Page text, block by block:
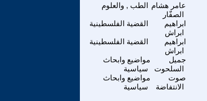
الطب , والعلوم عامر هشام
الصفّار
القضية الفلسطينية
ابراهيم
ابراش
القضية الفلسطينية
ابراهيم
ابراش
مواضيع وابحاث
سياسية
جميل
السلحوت
مواضيع وابحاث
سياسية
صوت
الانتفاضة